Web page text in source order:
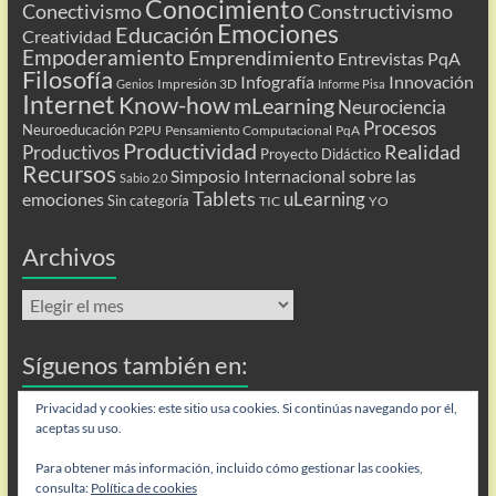
ConectivismoConocimientoConstructivismo
Creatividad Educación Emociones
Empoderamiento Emprendimiento Entrevistas PqA
Filosofía Genios Impresión 3D Infografía Informe Pisa Innovación
Internet Know-howmLearning Neurociencia
Neuroeducación P2PU Pensamiento Computacional PqA Procesos
Productivos Productividad Proyecto Didáctico Realidad
Recursos Sabio 2.0 Simposio Internacional sobre las
emociones Sin categoría Tablets TIC uLearning YO
Archivos
Archivos
Síguenos también en:
Flip
Privacidad y cookies: este sitio usa cookies. Si continúas navegando por él,
aceptas su uso.
Para obtener más información, incluido cómo gestionar las cookies,
consulta: Política de cookies